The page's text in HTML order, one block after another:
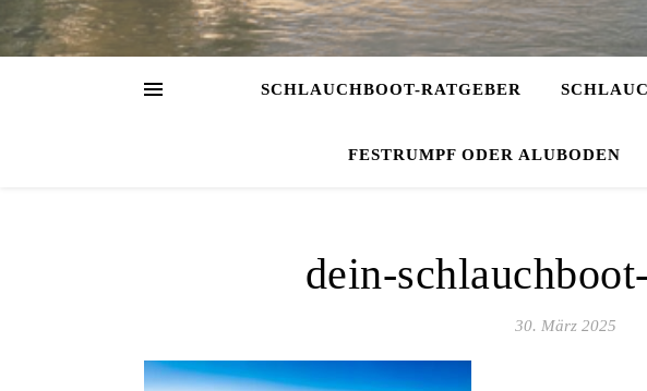
SCHLAUCHBOOT-RATGEBER
FESTRUMPF ODER ALUBODEN
dein-
30. März 2025